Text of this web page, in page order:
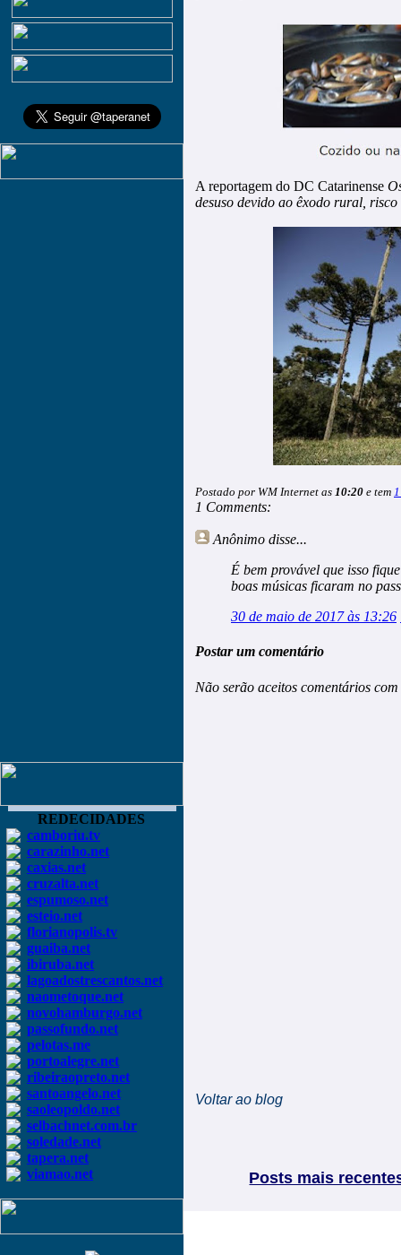
REDECIDADES
camboriu.tv
carazinho.net
caxias.net
cruzalta.net
espumoso.net
esteio.net
florianopolis.tv
guaiba.net
ibiruba.net
lagoadostrescantos.net
naometoque.net
novohamburgo.net
passofundo.net
pelotas.me
portoalegre.net
ribeiraopreto.net
santoangelo.net
saoleopoldo.net
selbachnet.com.br
soledade.net
tapera.net
viamao.net
A reportagem do DC Catarinense
desuso devido ao êxodo rural,
Postado por WM Internet as 10:20 e tem
1 Comments:
Anônimo disse...
É bem provável que isso
boas músicas ficaram no
30 de maio de 2017 às 13:26
Postar um comentário
Não serão aceitos comentários
Voltar ao blog
Posts mais